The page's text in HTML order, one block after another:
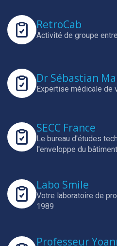
RetroCab
Activité de groupe
Dr Sébastian
Expertise médicale de
SECC France
Le bureau d'études
l'enveloppe du bâtiment
Labo Smile
Votre laboratoire de
1989
Professeur